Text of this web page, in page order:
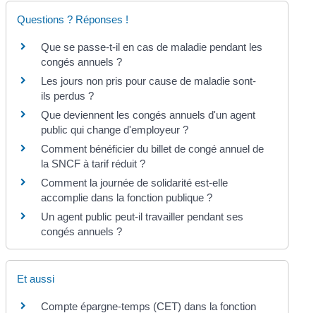
Questions ? Réponses !
Que se passe-t-il en cas de maladie pendant les
congés annuels ?
Les jours non pris pour cause de maladie sont-
ils perdus ?
Que deviennent les congés annuels d'un agent
public qui change d'employeur ?
Comment bénéficier du billet de congé annuel de
la SNCF à tarif réduit ?
Comment la journée de solidarité est-elle
accomplie dans la fonction publique ?
Un agent public peut-il travailler pendant ses
congés annuels ?
Et aussi
Compte épargne-temps (CET) dans la fonction